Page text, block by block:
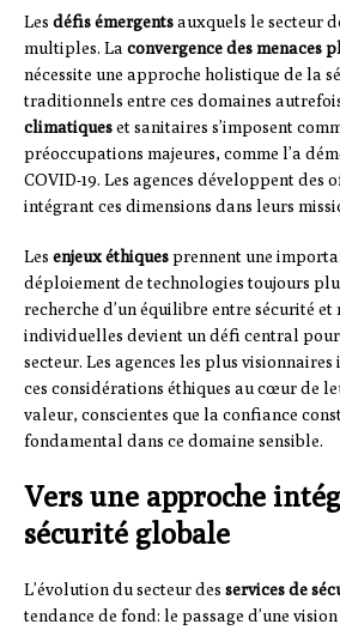
Les défis émergentsauxquels le secteur
multiples. La convergence des menaces
nécessite une approche holistique de la
traditionnels entre ces domaines
climatiqueset sanitaires s’imposent
préoccupations majeures, comme l’a
COVID-19. Les agences développent des
intégrant ces dimensions dans leurs
Les enjeux éthiquesprennent une
déploiement de technologies toujours
recherche d’un équilibre entre sécurité et
individuelles devient un défi central
secteur. Les agences les plus
ces considérations éthiques au cœur de
valeur, conscientes que la confiance
fondamental dans ce domaine sensible.
Vers une approche
sécurité globale
L’évolution du secteur des services de
tendance de fond: le passage d’une